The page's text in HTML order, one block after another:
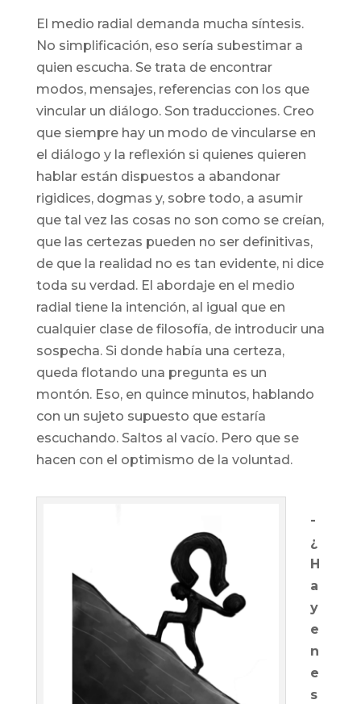
El medio radial demanda mucha síntesis.
No simplificación, eso sería subestimar a
quien escucha. Se trata de encontrar
modos, mensajes, referencias con los que
vincular un diálogo. Son traducciones. Creo
que siempre hay un modo de vincularse en
el diálogo y la reflexión si quienes quieren
hablar están dispuestos a abandonar
rigidices, dogmas y, sobre todo, a asumir
que tal vez las cosas no son como se creían,
que las certezas pueden no ser definitivas,
de que la realidad no es tan evidente, ni dice
toda su verdad. El abordaje en el medio
radial tiene la intención, al igual que en
cualquier clase de filosofía, de introducir una
sospecha. Si donde había una certeza,
queda flotando una pregunta es un
montón. Eso, en quince minutos, hablando
con un sujeto supuesto que estaría
escuchando. Saltos al vacío. Pero que se
hacen con el optimismo de la voluntad.
-
¿
H
a
y
e
n
e
s